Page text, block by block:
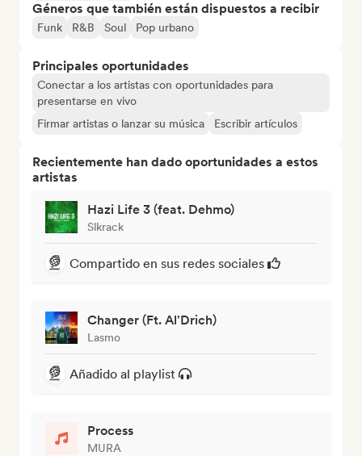
Géneros que también están dispuestos a recibir
Funk R&B Soul Pop urbano
Principales oportunidades
Conectar a los artistas con oportunidades para
presentarse en vivo
Firmar artistas o lanzar su música
Escribir artículos
Recientemente han dado oportunidades a estos
artistas
Hazi Life 3 (feat. Dehmo)
Slkrack
Compartido en sus redes sociales
Changer (Ft. Al'Drich)
Lasmo
Añadido al playlist
Process
MURA